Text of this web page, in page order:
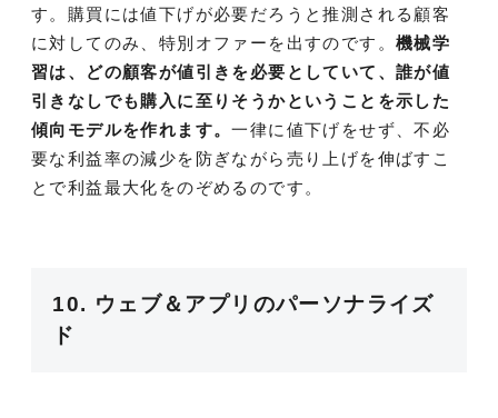
す。購買には値下げが必要だろうと推測される顧客
に対してのみ、特別オファーを出すのです。 機械学
習は、どの顧客が値引きを必要としていて、誰が値
引きなしでも購入に至りそうかということを示した
傾向モデルを作れます。一律に値下げをせず、不必
要な利益率の減少を防ぎながら売り上げを伸ばすこ
とで利益最大化をのぞめるのです。
10. ウェブ＆アプリのパーソナライズ
ド